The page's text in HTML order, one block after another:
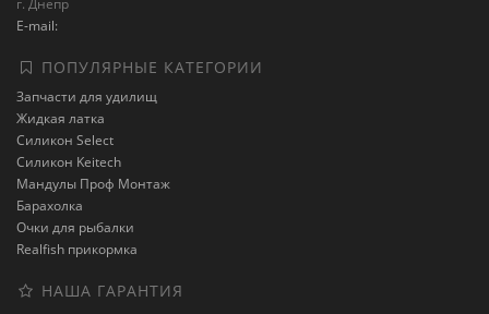
г. Днепр
E-mail:
ПОПУЛЯРНЫЕ КАТЕГОРИИ
Запчасти для удилищ
Жидкая латка
Силикон Select
Силикон Keitech
Мандулы Проф Монтаж
Барахолка
Очки для рыбалки
Realfish прикормка
НАША ГАРАНТИЯ